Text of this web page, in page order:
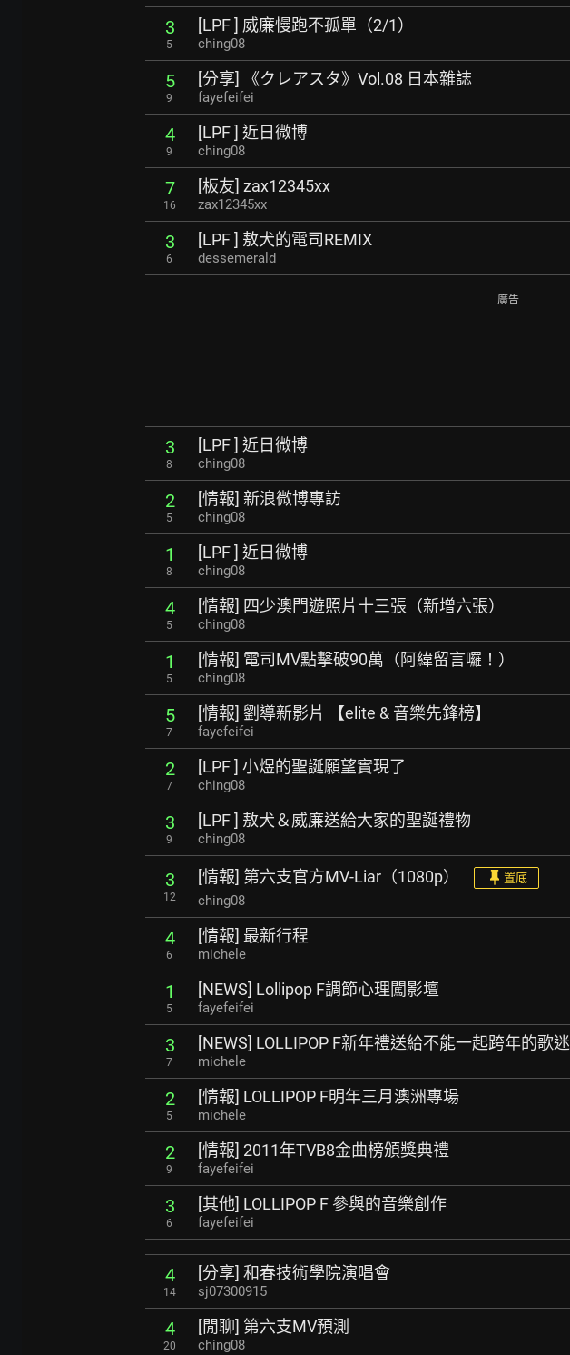
3
5
[LPF ] 威廉慢跑不孤單（2/1）
ching08
5
9
[分享] 《クレアスタ》Vol.08 日本雜誌
fayefeifei
4
9
[LPF ] 近日微博
ching08
7
16
[板友] zax12345xx
zax12345xx
3
6
[LPF ] 敖犬的電司REMIX
dessemerald
廣告
3
8
[LPF ] 近日微博
ching08
2
5
[情報] 新浪微博專訪
ching08
1
8
[LPF ] 近日微博
ching08
4
5
[情報] 四少澳門遊照片十三張（新增六張）
ching08
1
5
[情報] 電司MV點擊破90萬（阿緯留言囉！）
ching08
5
7
[情報] 劉導新影片 【elite & 音樂先鋒榜】
fayefeifei
2
7
[LPF ] 小煜的聖誕願望實現了
ching08
3
9
[LPF ] 敖犬＆威廉送給大家的聖誕禮物
ching08
3
12
[情報] 第六支官方MV-Liar（1080p） 置底
ching08
4
6
[情報] 最新行程
michele
1
5
[NEWS] Lollipop F調節心理闖影壇
fayefeifei
3
7
[NEWS] LOLLIPOP F新年禮送給不能一起跨年的歌迷
michele
2
5
[情報] LOLLIPOP F明年三月澳洲專場
michele
2
9
[情報] 2011年TVB8金曲榜頒獎典禮
fayefeifei
3
6
[其他] LOLLIPOP F 參與的音樂創作
fayefeifei
4
14
[分享] 和春技術學院演唱會
sj07300915
4
20
[閒聊] 第六支MV預測
ching08